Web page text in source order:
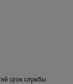
срок службы